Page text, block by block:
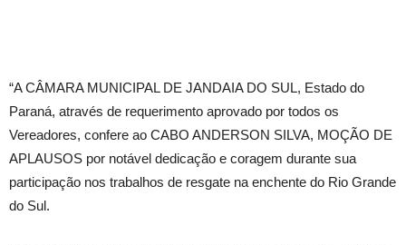
“A CÂMARA MUNICIPAL DE JANDAIA DO SUL, Estado do
Paraná, através de requerimento aprovado por todos os
Vereadores, confere ao CABO ANDERSON SILVA, MOÇÃO DE
APLAUSOS por notável dedicação e coragem durante sua
participação nos trabalhos de resgate na enchente do Rio Grande
do Sul.